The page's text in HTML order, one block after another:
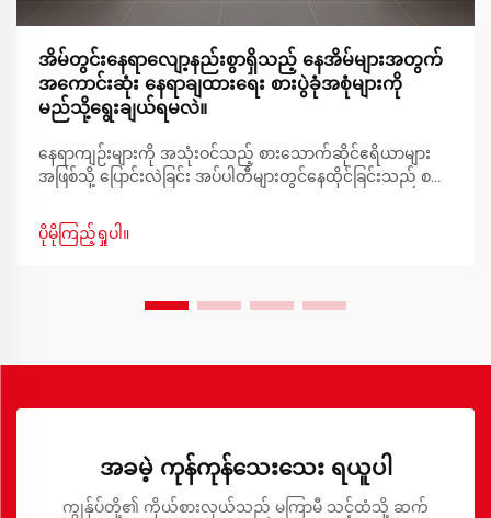
အိမ်တွင်းနေရာလျော့နည်းစွာရှိသည့် နေအိမ်များအတွက်
အကောင်းဆုံး နေရာချထားရေး စားပွဲခုံအစုံများကို
မည်သို့ရွေးချယ်ရမလဲ။
နေရာကျဉ်းများကို အသုံးဝင်သည့် စားသောက်ဆိုင်ဧရိယာများ
အဖြစ်သို့ ပြောင်းလဲခြင်း အပ်ပါတီများတွင်နေထိုင်ခြင်းသည် စ
စွန့်လွှတ်ရန်မလိုအပ်ပါ။ မြို့ပြနေထိုင်မှုများ ပိုမိုလူကြိုက်များလာ
ခြင်းနှင့်အမျှ တီထွင်ဖြေရှင်းနိုင်သည့် ပရိဘောဂများကို ဖန်တီး
ပိုမိုကြည့်ရှုပါ။
အခမဲ့ ကုန်ကုန်သေးသေး ရယူပါ
ကျွန်ုပ်တို့၏ ကိုယ်စားလှယ်သည် မကြာမီ သင့်ထံသို့ ဆက်